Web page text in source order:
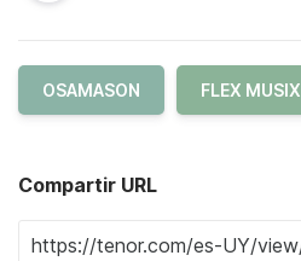
OSAMASON FLEX MUSIX
Compartir URL